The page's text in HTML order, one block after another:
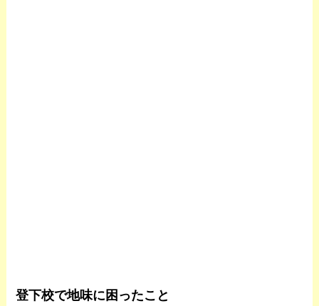
登下校で地味に困ったこと